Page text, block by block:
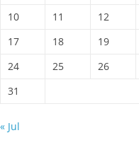
10
11 12
17
18 19
24
25 26
31
« Jul